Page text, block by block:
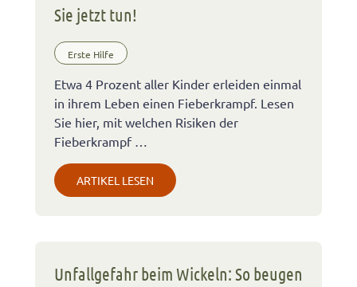
Sie jetzt tun!
Erste Hilfe
Etwa 4 Prozent aller Kinder erleiden einmal
in ihrem Leben einen Fieberkrampf. Lesen
Sie hier, mit welchen Risiken der
Fieberkrampf …
ARTIKEL LESEN
Unfallgefahr beim Wickeln: So beugen